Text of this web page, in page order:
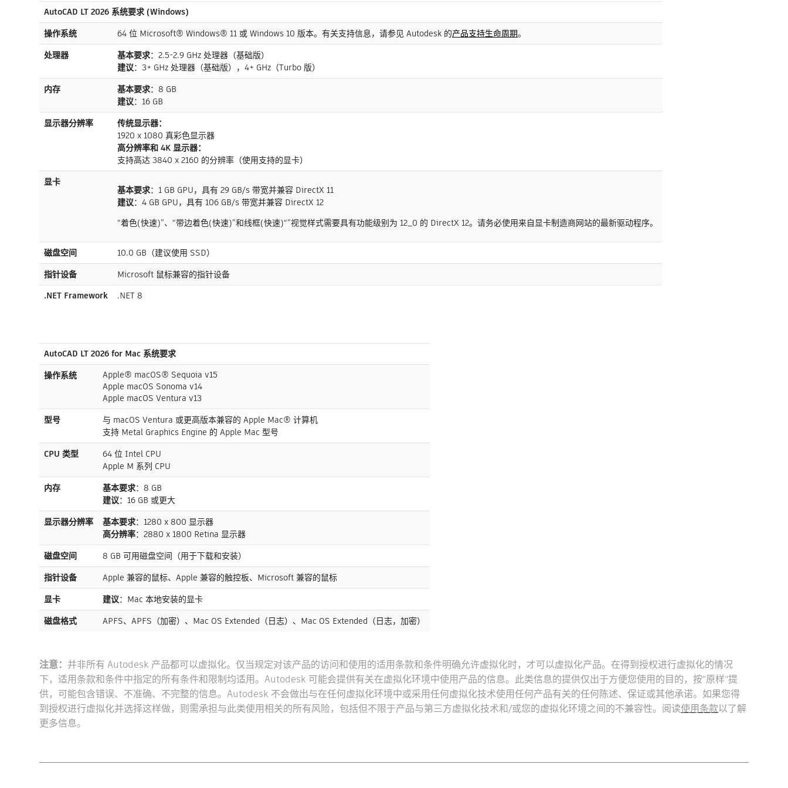
AutoCAD LT 2026 系统要求 (Windows)
操作系统
64 位 Microsoft® Windows® 11 或 Windows 10 版本。有关支持信息，请参见 Autodesk 的产品支持生命周期。
处理器
基本要求：2.5-2.9 GHz 处理器（基础版）
建议：3+ GHz 处理器（基础版），4+ GHz（Turbo 版）
内存
基本要求：8 GB
建议：16 GB
显示器分辨率
传统显示器：
1920 x 1080 真彩色显示器
高分辨率和 4K 显示器：
支持高达 3840 x 2160 的分辨率（使用支持的显卡）
显卡
基本要求：1 GB GPU，具有 29 GB/s 带宽并兼容 DirectX 11
建议：4 GB GPU，具有 106 GB/s 带宽并兼容 DirectX 12
“着色(快速)”、“带边着色(快速)”和线框(快速)“”视觉样式需要具有功能级别为 12_0 的 DirectX 12。请务必使用来自显卡制造商网站的最新驱动程序。
磁盘空间
10.0 GB（建议使用 SSD）
指针设备
Microsoft 鼠标兼容的指针设备
.NET Framework
.NET 8
AutoCAD LT 2026 for Mac 系统要求
操作系统
Apple® macOS® Sequoia v15
Apple macOS Sonoma v14
Apple macOS Ventura v13
型号
与 macOS Ventura 或更高版本兼容的 Apple Mac® 计算机
支持 Metal Graphics Engine 的 Apple Mac 型号
CPU 类型
64 位 Intel CPU
Apple M 系列 CPU
内存
基本要求：8 GB
建议：16 GB 或更大
显示器分辨率
基本要求：1280 x 800 显示器
高分辨率：2880 x 1800 Retina 显示器
磁盘空间
8 GB 可用磁盘空间（用于下载和安装）
指针设备
Apple 兼容的鼠标、Apple 兼容的触控板、Microsoft 兼容的鼠标
显卡
建议：Mac 本地安装的显卡
磁盘格式
APFS、APFS（加密）、Mac OS Extended（日志）、Mac OS Extended（日志，加密）
注意： 并非所有 Autodesk 产品都可以虚拟化。仅当规定对该产品的访问和使用的适用条款和条件明确允许虚拟化时，才可以虚拟化产品。在得到授权进行虚拟化的情况
下，适用条款和条件中指定的所有条件和限制均适用。Autodesk 可能会提供有关在虚拟化环境中使用产品的信息。此类信息的提供仅出于方便您使用的目的，按“原样”提
供，可能包含错误、不准确、不完整的信息。Autodesk 不会做出与在任何虚拟化环境中或采用任何虚拟化技术使用任何产品有关的任何陈述、保证或其他承诺。如果您得
到授权进行虚拟化并选择这样做，则需承担与此类使用相关的所有风险，包括但不限于产品与第三方虚拟化技术和/或您的虚拟化环境之间的不兼容性。阅读使用条款以了解
更多信息。